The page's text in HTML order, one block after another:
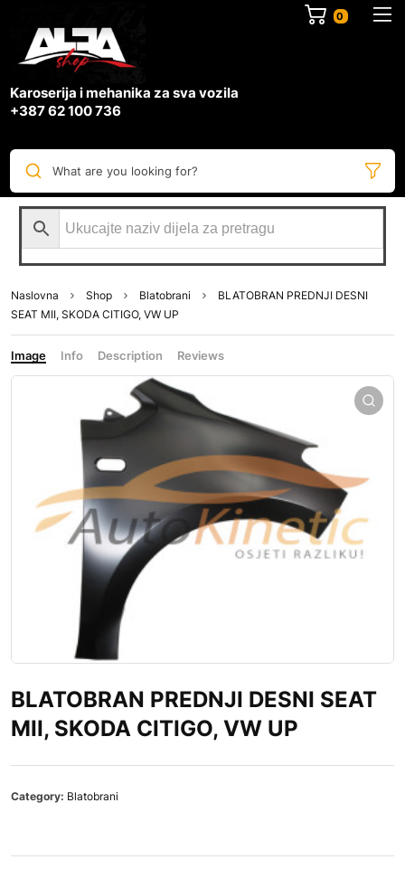
0
Karoserija i mehanika za sva vozila
+387 62 100 736
What are you looking for?
Naslovna Shop Blatobrani
BLATOBRAN PREDNJI DESNI
SEAT MII, SKODA CITIGO, VW UP
Image Info Description Reviews
BLATOBRAN PREDNJI DESNI SEAT
MII, SKODA CITIGO, VW UP
Category: Blatobrani